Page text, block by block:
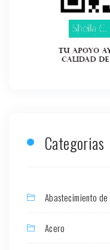
Categorias
Abastecimiento de
Acero